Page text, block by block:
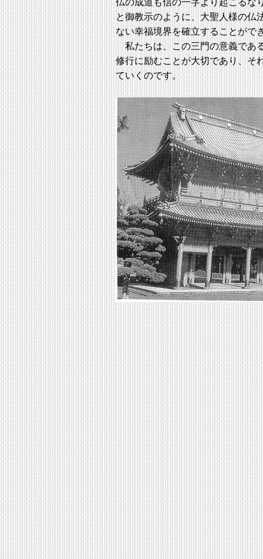
仏の成道も信の一字より起こるな
と御教示のように、大聖人様の仏
ない幸福境界を確立することがで
私たちは、この三門の意義であ
修行に励むことが大切であり、そ
ていくのです。